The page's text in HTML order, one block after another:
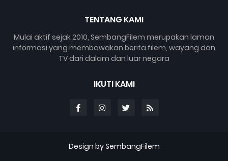
TENTANG KAMI
Mulai aktif sejak 2010, SembangFilem merupakan laman
informasi yang membawakan berita filem, wayang dan
TV dari dalam dan luar negara
IKUTI KAMI
Design by SembangFilem